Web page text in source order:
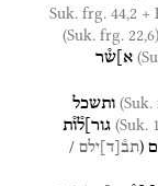
(Suk. frg. 44,2 +
(Suk. frg. 22,6)
א]ש֯ר
ותשכל
גור]ל֯ו֯ת
(תב֯ ד ילם /